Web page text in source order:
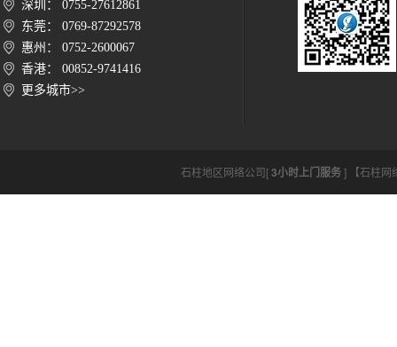
深圳： 0755-27612861
东莞： 0769-87292578
惠州： 0752-2600067
香港： 00852-9741416
更多城市>>
石柱地区网络公司[3小时上门服务] 【石柱网